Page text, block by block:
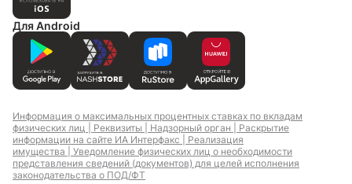
Для Android
Информация о максимальных процентных ставках по вкладам
физических лиц | Реквизиты | Надзорный орган | Раскрытие
информации на сайте ИА Интерфакс | Реализация
имущества | Уведомление физических лиц о необходимости
представления сведений (документов) для целей исполнения
законодательства о ПОД/ФТ